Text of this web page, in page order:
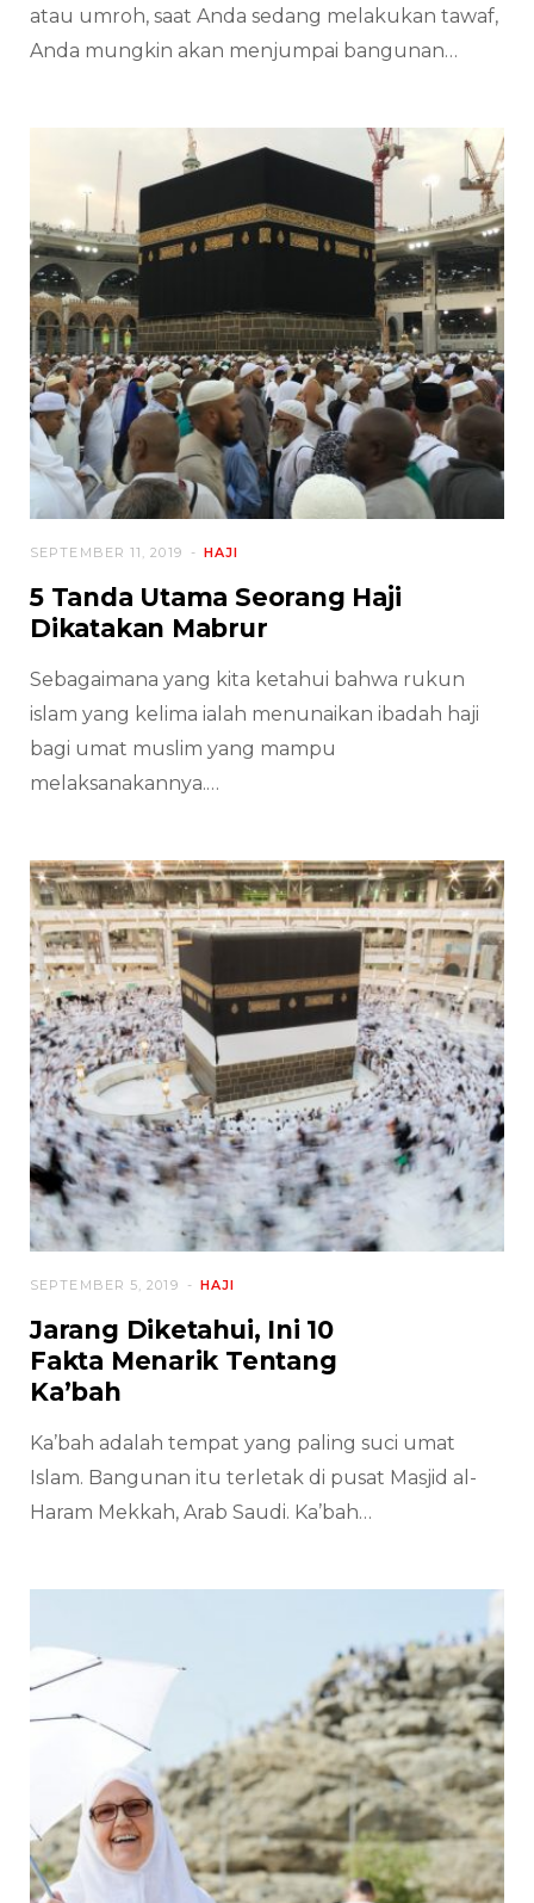
atau umroh, saat Anda sedang melakukan tawaf,
Anda mungkin akan menjumpai bangunan…
HAJI
SEPTEMBER 11, 2019
5 Tanda Utama Seorang Haji
Dikatakan Mabrur
Sebagaimana yang kita ketahui bahwa rukun
islam yang kelima ialah menunaikan ibadah haji
bagi umat muslim yang mampu
melaksanakannya.…
HAJI
SEPTEMBER 5, 2019
Jarang Diketahui, Ini 10
Fakta Menarik Tentang
Ka’bah
Ka’bah adalah tempat yang paling suci umat
Islam. Bangunan itu terletak di pusat Masjid al-
Haram Mekkah, Arab Saudi. Ka’bah…